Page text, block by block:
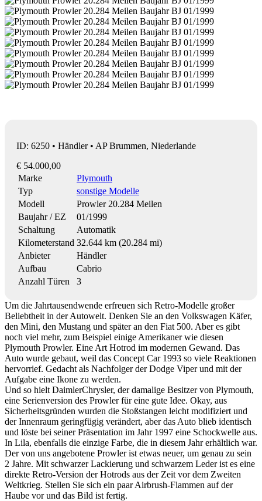
ID: 6250 • Händler • AP Brummen, Niederlande
€ 54.000,00
Marke
Plymouth
Typ
sonstige Modelle
Modell
Prowler 20.284 Meilen
Baujahr / EZ
01/1999
Schaltung
Automatik
Kilometerstand 32.644 km (20.284 mi)
Anbieter
Händler
Aufbau
Cabrio
Anzahl Türen
3
Um die Jahrtausendwende erfreuen sich Retro-Modelle großer
Beliebtheit in der Autowelt. Denken Sie an den Volkswagen Käfer,
den Mini, den Mustang und später an den Fiat 500. Aber es gibt
noch viel mehr, zum Beispiel einige Amerikaner wie diesen
Plymouth Prowler. Eine Art Hotrod im modernen Gewand. Das
Auto wurde gebaut, weil das Concept Car 1993 so viele Reaktionen
hervorrief. Gedacht als Nachfolger der Dodge Viper und mit der
Aufgabe eine Ikone zu werden.
Und so hielt DaimlerChrysler, der damalige Besitzer von Plymouth,
eine Serienversion des Prowler für eine gute Idee. Okay, aus
Sicherheitsgründen wurden die Stoßstangen leicht modifiziert und
der Innenraum geringfügig verändert, aber das Auto blieb identisch
und löste bei seiner Präsentation im Jahr 1997 eine Schockwelle aus.
In Lila, ebenfalls die einzige Farbe, die in diesem Jahr erhältlich war.
Der von uns angebotene Prowler ist etwas neuer, um genau zu sein
2 Jahre. Mit schwarzer Lackierung und schwarzem Leder ist es eine
direkte Retro-Version der Hotrods aus der Zeit vor dem Zweiten
Weltkrieg. Stellen Sie sich ein paar Airbrush-Flammen auf der
Haube vor und das Bild ist fertig.